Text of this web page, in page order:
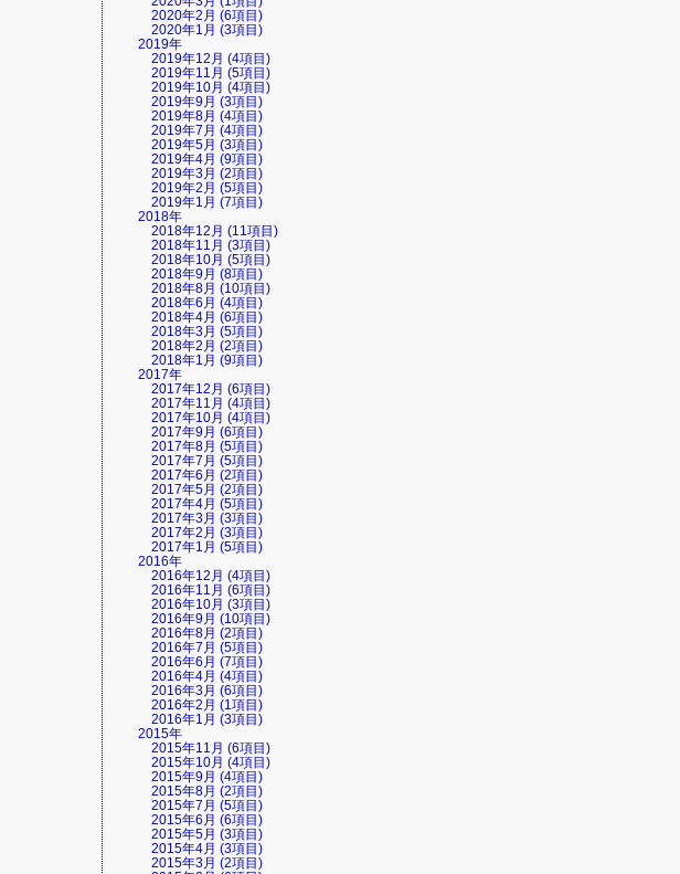
2020年2月 (6項目)
2020年1月 (3項目)
2019年
2019年12月 (4項目)
2019年11月 (5項目)
2019年10月 (4項目)
2019年9月 (3項目)
2019年8月 (4項目)
2019年7月 (4項目)
2019年5月 (3項目)
2019年4月 (9項目)
2019年3月 (2項目)
2019年2月 (5項目)
2019年1月 (7項目)
2018年
2018年12月 (11項目)
2018年11月 (3項目)
2018年10月 (5項目)
2018年9月 (8項目)
2018年8月 (10項目)
2018年6月 (4項目)
2018年4月 (6項目)
2018年3月 (5項目)
2018年2月 (2項目)
2018年1月 (9項目)
2017年
2017年12月 (6項目)
2017年11月 (4項目)
2017年10月 (4項目)
2017年9月 (6項目)
2017年8月 (5項目)
2017年7月 (5項目)
2017年6月 (2項目)
2017年5月 (2項目)
2017年4月 (5項目)
2017年3月 (3項目)
2017年2月 (3項目)
2017年1月 (5項目)
2016年
2016年12月 (4項目)
2016年11月 (6項目)
2016年10月 (3項目)
2016年9月 (10項目)
2016年8月 (2項目)
2016年7月 (5項目)
2016年6月 (7項目)
2016年4月 (4項目)
2016年3月 (6項目)
2016年2月 (1項目)
2016年1月 (3項目)
2015年
2015年11月 (6項目)
2015年10月 (4項目)
2015年9月 (4項目)
2015年8月 (2項目)
2015年7月 (5項目)
2015年6月 (6項目)
2015年5月 (3項目)
2015年4月 (3項目)
2015年3月 (2項目)